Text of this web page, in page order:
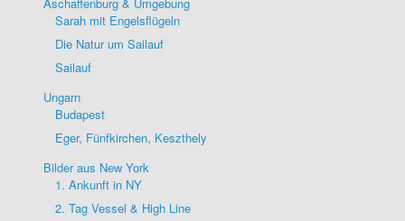
Sarah mit Engelsflügeln
Die Natur um Sailauf
Sailauf
Ungarn
Budapest
Eger, Fünfkirchen, Keszthely
Bilder aus New York
1. Ankunft in NY
2. Tag Vessel & High Line